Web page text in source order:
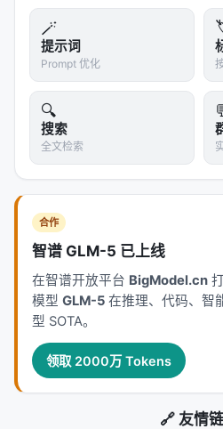
🪄
提示词
Prompt 优化
🔍
搜索
全文检索
合作
智谱 GLM-5 已上线
在智谱开放平台 BigModel.cn
模型 GLM-5 在推理、代码、智
型 SOTA。
领取 2000万 Tokens
🔗 友情